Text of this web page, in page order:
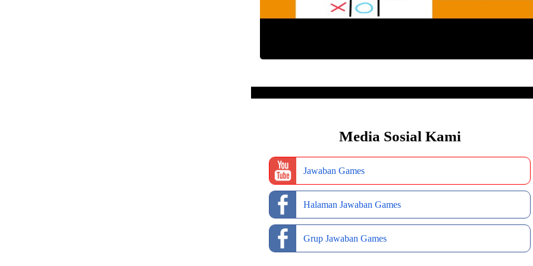
Media Sosial Kami
Jawaban Games
Halaman Jawaban Games
Grup Jawaban Games